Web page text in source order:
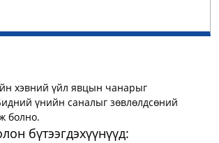
хэвний үйл явцын чанарыг
үнийн саналыг зөвлөлдсөний
болно.
бүтээгдэхүүнүүд: